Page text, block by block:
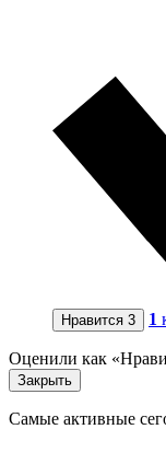
Нравится 3 1
Оценили как
Закрыть
Самые активные